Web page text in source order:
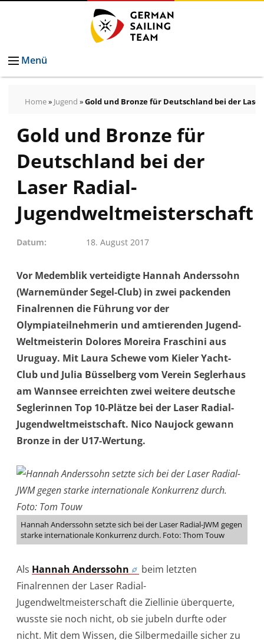
Menü
Home» Jugend »Gold und Bronze für Deutschland bei der
Pressemeldungen
Bilder
Pressekontakt
Autogrammkarten
vom
German
Team
Gold und Bronze für
Deutschland bei der
Laser Radial-
Jugendweltmeisterschaft
Datum 18. August 2017
Vor Medemblik verteidigte Hannah Anderssohn
(Warnemünder Segel-Club) in zwei packenden
Finalrennen die Führung vor der
Olympiateilnehmerin und amtierenden Jugend-
Weltmeisterin Dolores Moreira Fraschini aus
Uruguay. Mit Laura Schewe vom Kieler Yacht-
Club und Julia Büsselberg vom Verein Seglerhaus
am Wannsee erreichten zwei weitere deutsche
Seglerinnen Top 10-Plätze bei der Laser Radial-
Jugendweltmeistschaft. Nico Naujock gewann
Bronze in der U17-Wertung.
Hannah Anderssohn setzte sich bei der Laser Radial-JWM gegen
starke internationale Konkurrenz durch. Foto: Thom Touw
Als Hannah Anderssohn
beim letzten
Finalrennen der Laser Radial-
Jugendweltmeisterschaft die Ziellinie überquerte,
wusste sie noch nicht, ob sie jubeln durfte oder
nicht. Mit dem Wissen, die Silbermedaille sicher zu